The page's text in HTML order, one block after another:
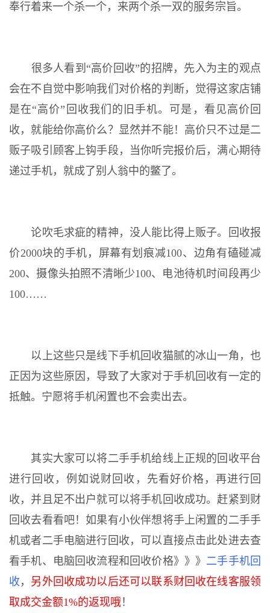
奉行着来一个杀一个，来两个杀一双的服务宗旨。
很多人看到“高价回收”的招牌，先入为主的观点
会在不自觉中影响我们对价格的判断，觉得这家店铺
是在“高价”回收我们的旧手机。可是，看见高价回
收，就能给你高价么？显然并不能！高价只不过是二
贩子吸引顾客上钩手段，当你听完报价后，满心期待
递过手机，就成了别人翁中的鳖了。
论吹毛求疵的精神，没人能比得上贩子。回收报
价2000块的手机，屏幕有划痕减100、边角有磕碰减
200、摄像头拍照不清晰少100、电池待机时间段再少
100……
以上这些只是线下手机回收猫腻的冰山一角，也
正因为这些原因，导致了大家对于手机回收有一定的
抵触。宁愿将手机闲置也不会卖出去。
其实大家可以将二手手机给线上正规的回收平台
进行回收，例如说财回收，先看好价格，再进行回
收，并且足不出户就可以将手机回收成功。赶紧到财
回收去看看吧！如果有小伙伴想将手上闲置的二手手
机或者二手电脑进行回收，可以直接点击此处进去查
看手机、电脑回收流程和回收价格》》》 二手手机回
收， 另外回收成功以后还可以联系财回收在线客服领
取成交金额1%的返现哦！